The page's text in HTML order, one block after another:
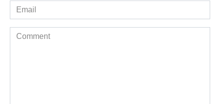
Email
*
Comment